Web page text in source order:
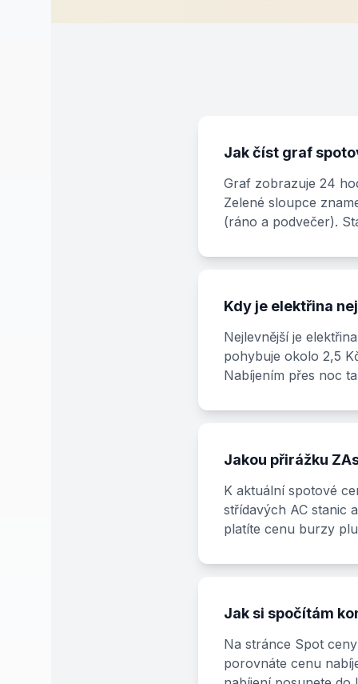
Jak číst graf
Graf zobrazuje 24
Zelené sloupce
(ráno a podvečer).
Kdy je elektřina
Nejlevnější je
pohybuje okolo 2,5
Nabíjením přes noc
Jakou přirážku
K aktuální spotové
střídavých AC stanic
platíte cenu burzy
Jak si spočítám
Na stránce Spot
porovnáte cenu